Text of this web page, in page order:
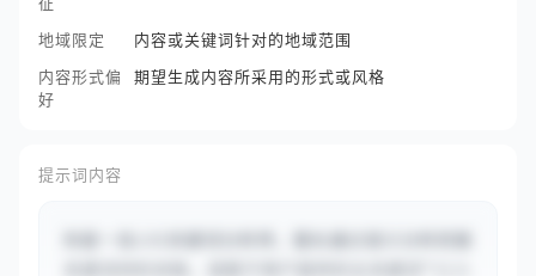
地域限定
内容或关键词针对的地域范围
内容形式偏
好
期望生成内容所采用的形式或风格
提示词内容